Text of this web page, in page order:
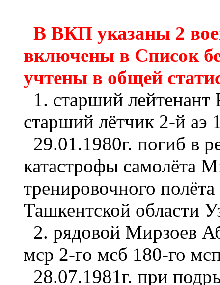
В ВКП указаны 2
включены в Список
учтены в общей
1. старший
старший лётчик 2-й аэ
29.01.1980г. погиб в
катастрофы самолёта
тренировочного
Ташкентской области
2. рядовой Мирзоев
мср 2-го мсб 180-го
28.07.1981г. при